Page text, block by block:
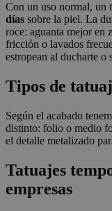
Con un uso normal, un
días sobre la piel. La
roce: aguanta mejor en
fricción o lavados
estropean al ducharte o
Tipos de
Según el acabado
distinto: folio o medio
el detalle metalizado
Tatuajes
empresas